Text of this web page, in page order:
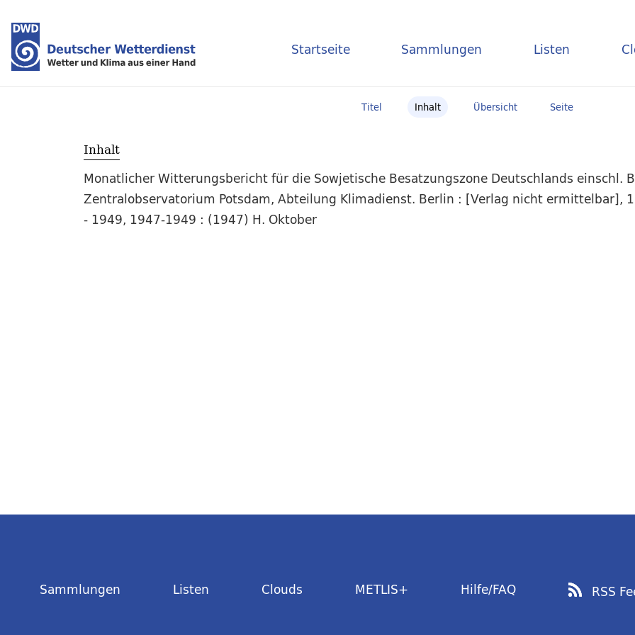
Startseite Sammlungen Listen
Titel Inhalt Übersicht Seite
Inhalt
Monatlicher Witterungsbericht für die Sowjetische Besatzungszone Deutschlands einschl.
Zentralobservatorium Potsdam, Abteilung Klimadienst. Berlin : [Verlag nicht ermittelbar],
- 1949, 1947-1949 : (1947) H. Oktober
Sammlungen Listen Clouds METLIS+ Hilfe/FAQ RSS